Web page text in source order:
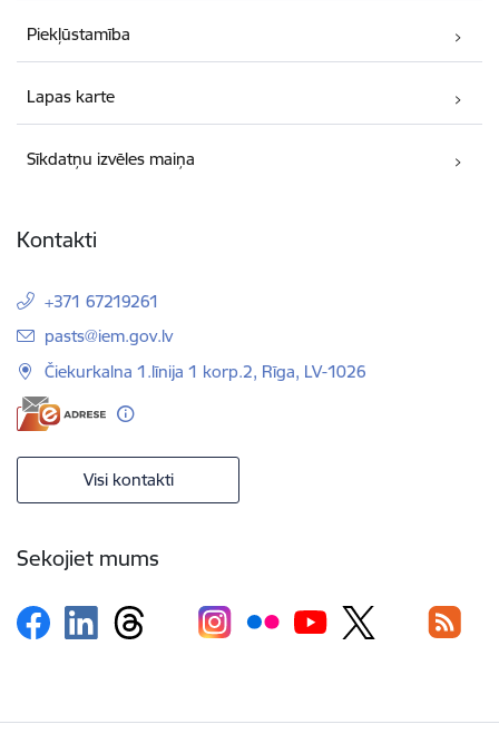
Piekļūstamība
Lapas karte
Sīkdatņu izvēles maiņa
Kontakti
+371 67219261
E-pasts:
pasts@iem.gov.lv
Čiekurkalna 1.līnija 1 korp.2, Rīga, LV-1026
Visi kontakti
Sekojiet mums